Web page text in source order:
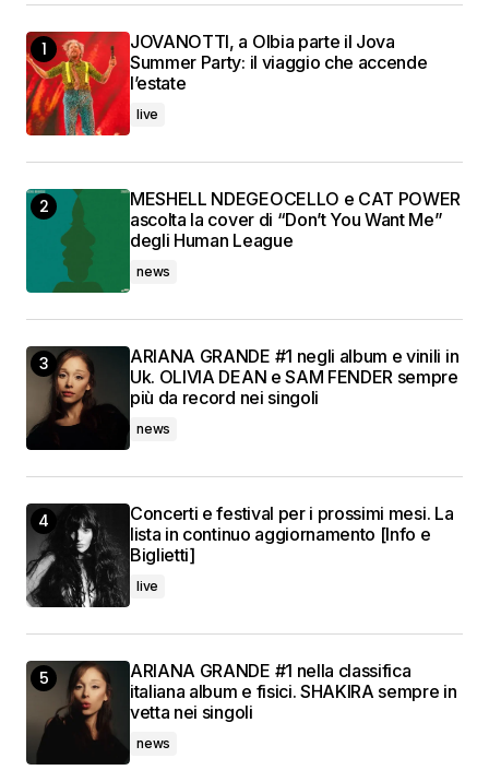
JOVANOTTI, a Olbia parte il Jova
Summer Party: il viaggio che accende
l’estate
live
MESHELL NDEGEOCELLO e CAT POWER
ascolta la cover di “Don’t You Want Me”
degli Human League
news
ARIANA GRANDE #1 negli album e vinili in
Uk. OLIVIA DEAN e SAM FENDER sempre
più da record nei singoli
news
Concerti e festival per i prossimi mesi. La
lista in continuo aggiornamento [Info e
Biglietti]
live
ARIANA GRANDE #1 nella classifica
italiana album e fisici. SHAKIRA sempre in
vetta nei singoli
news